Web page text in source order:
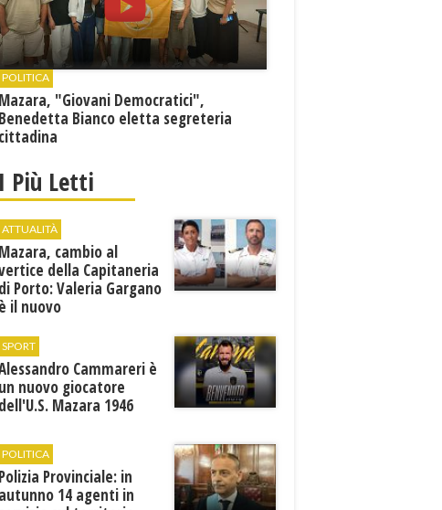
POLITICA
Mazara, "Giovani Democratici",
Benedetta Bianco eletta segreteria
cittadina
I Più Letti
ATTUALITÀ
Mazara, cambio al
della Capitaneria
di Porto: Valeria Gargano
è il nuovo
SPORT
Cammareri è
un nuovo giocatore
dell'U.S. Mazara 1946
POLITICA
Polizia Provinciale: in
autunno 14 agenti in